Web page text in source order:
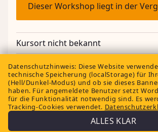
Dieser Workshop liegt in der
Kursort nicht bekannt
← Alle Workshops
Impressum Home
Datenschutzhinweis: Diese Website
technische Speicherung (localStorage) für
(Hell/Dunkel-Modus) und ob sie dieses
haben. Für angemeldete Benutzer setzt
für die Funktionalität notwendig sind. Es
Tracking-Cookies verwendet.
ALLES KLAR